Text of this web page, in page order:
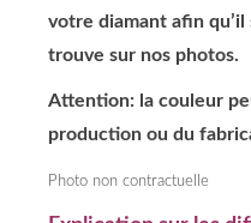
votre diamant afin
trouve sur nos photos.
Attention: la couleur
production ou du
Photo non contractuelle